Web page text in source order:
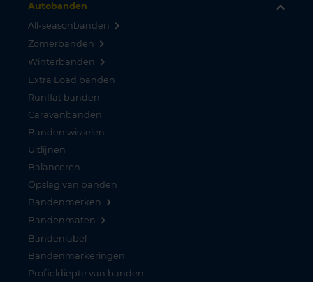
Autobanden
All-seasonbanden
Zomerbanden
Winterbanden
Extra Load banden
Runflat banden
Caravanbanden
Banden wisselen
Uitlijnen
Balanceren
Opslag van banden
Bandenmerken
Bandenmaten
Bandenlabel
Bandenmarkeringen
Profieldiepte van banden